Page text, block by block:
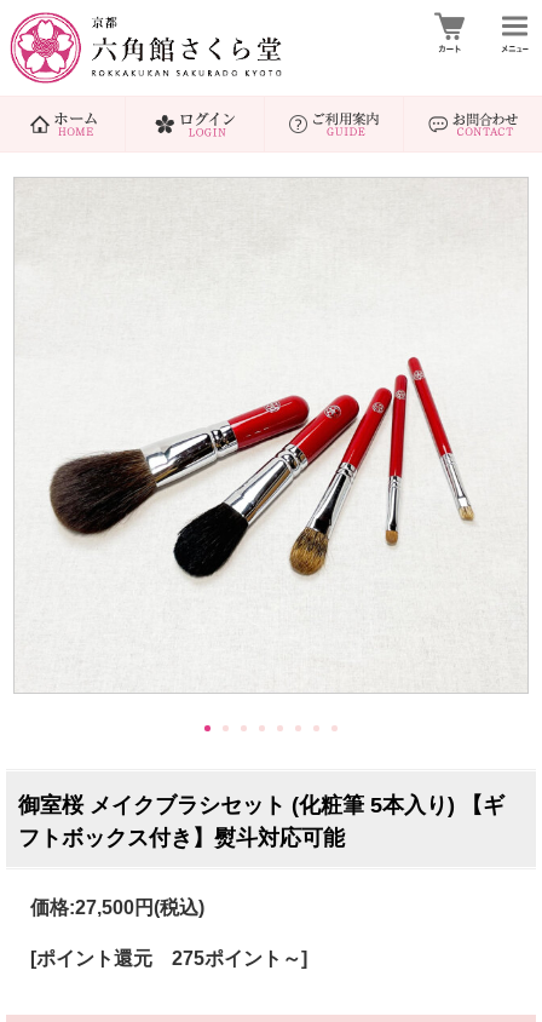
御室桜 メイクブラシセット (化粧筆 5本入り) 【ギ
フトボックス付き】熨斗対応可能
価格:27,500円(税込)
[ポイント還元 275ポイント～]